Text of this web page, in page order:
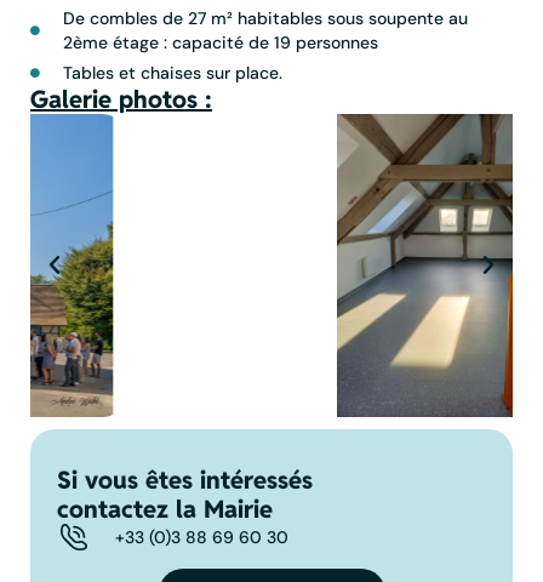
De combles de 27 m² habitables sous soupente au
2ème étage : capacité de 19 personnes
Tables et chaises sur place.
Galerie photos :
Si vous êtes intéressés
contactez la Mairie
+33 (0)3 88 69 60 30